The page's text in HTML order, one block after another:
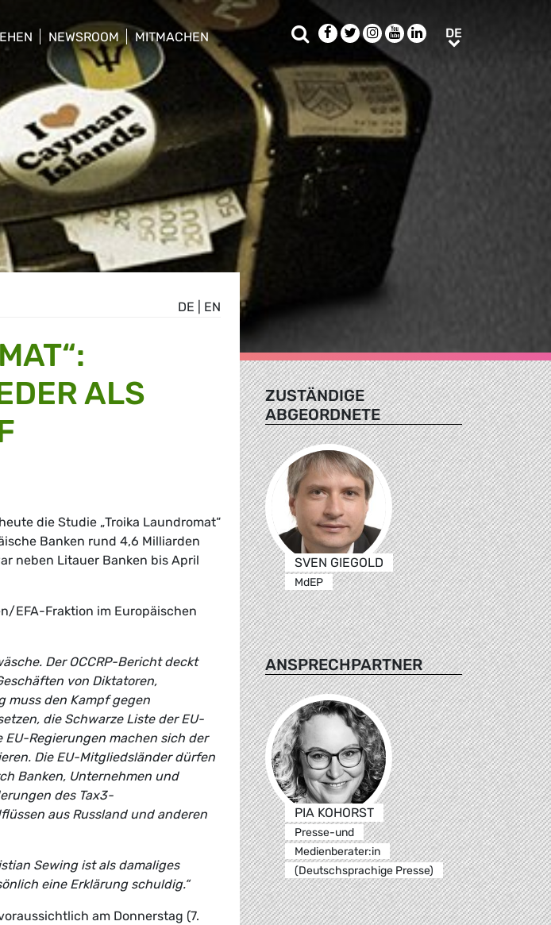
NEWSROOM
show/hide sub menu
MITMACHEN
show/hide sub menu
SucheFacebook
TwitterInstagram
YoutubeLinkedIn
DEDE
DE EN
ALS
die Studie „Troika Laundromat“
Banken rund 4,6 Milliarden
neben Litauer Banken bis April
EFA-Fraktion im Europäischen
Der OCCRP-Bericht deckt
von Diktatoren,
muss den Kampf gegen
die Schwarze Liste der EU-
EU-Regierungen machen sich der
Die EU-Mitgliedsländer dürfen
Banken, Unternehmen und
des Tax3-
aus Russland und anderen
Sewing ist als damaliges
eine Erklärung schuldig.“
am Donnerstag (7.
ZUSTÄNDIGE
ABGEORDNETE
SVEN GIEGOLD
MdEP
ANSPRECHPARTNER
PIA KOHORST
Presse-und
Medienberater:in
(Deutschsprachige Presse)